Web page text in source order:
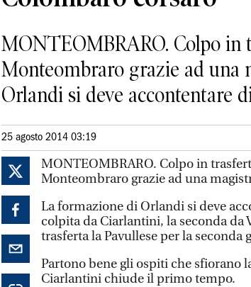
MONTEOMBRARO. Colpo in
Monteombraro grazie ad una
Orlandi si deve accontentare
25 agosto 2014 03:19
MONTEOMBRARO. Colpo in
Monteombraro grazie ad una
La formazione di Orlandi si deve
colpita da Ciarlantini, la seconda
trasferta la Pavullese per la
Partono bene gli ospiti che sfiorano
Ciarlantini chiude il primo tempo.